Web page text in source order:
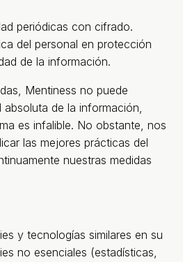
periódicas con cifrado.
del personal en protección
de la información.
Mentiness no puede
absoluta de la información,
es infalible. No obstante, nos
las mejores prácticas del
nuestras medidas
y tecnologías similares en su
no esenciales (estadísticas,